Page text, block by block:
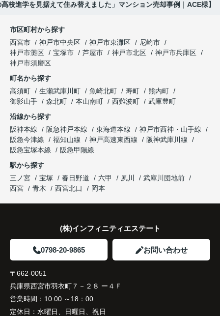
趣味を楽しむ時間が増えました。
これからの暮らしを前向きに考えられるようにな
り、住み替えを決断して本当に良かったと思ってい
ます。
「立地も良く、長期保有したい物件です。」
と話され、このビルを大切に運営してくださること
になりました。
長年守ってきた資産を安心して引き継ぐことがで
き、家族全員が納得できる売却となりました。
「レ・ジェイド西宮北口」の査定だけでなく、新居
購入とのタイミングや資金計画についても丁寧に説
明してくださいました。
販売活動では、西宮北口駅へのアクセス、阪急西宮
ガーデンズ、教育施設、商業施設など、このエリア
した。
購入されたご家族は、
と大変喜ばれ、この住まいを選ばれました。
住み替え後は家族それぞれの通勤・通学時間が短く
家族全員にとって、将来を見据えた良い選択だった
校進学を見据えて住み替えました」マンション売却事例｜ACE様】
市区町村から探す
西宮市
神戸市中央区 神戸市東灘区
尼崎市
神戸市灘区
宝塚市 芦屋市 神戸市北区
神戸市兵庫区
神戸市須磨区
町名から探す
高須町
生瀬武庫川町 魚崎北町 寿町
熊内町
御影山手
森北町 本山南町 西難波町
武庫豊町
沿線から探す
阪神本線
阪急神戸本線 東海道本線
神戸市西神・山手線
阪急今津線
福知山線 神戸高速東西線
阪神武庫川線
阪急宝塚本線
阪急甲陽線
駅から探す
三ノ宮
宝塚 春日野道 六甲 夙川
武庫川団地前
西宮
青木 西宮北口 岡本
(株)インフィニティエステート
0798-20-9865 お問い合わせ
〒662-0051
兵庫県西宮市羽衣町７－２８ ー４Ｆ
営業時間： 10:00 ～18：00
定休日： 水曜日、日曜日、祝日